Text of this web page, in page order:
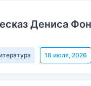
Дениса
18 июля, 2026